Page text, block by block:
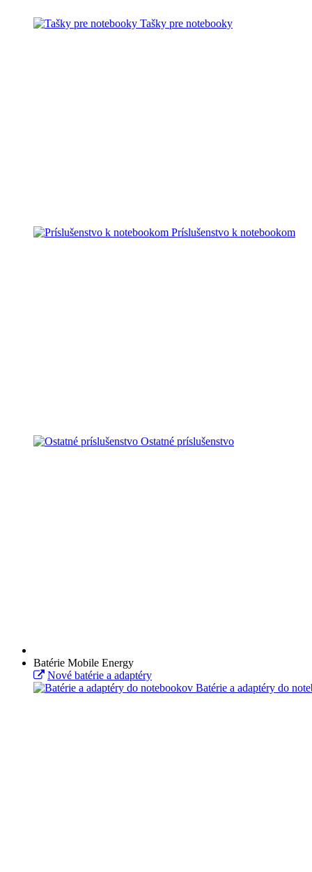
Tašky pre notebooky
Príslušenstvo k notebookom
Ostatné príslušenstvo
Batérie Mobile Energy
Nové batérie a adaptéry
Batérie a adaptéry do